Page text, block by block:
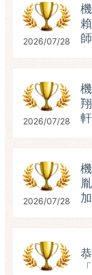
2026/07/28
2026/07/28
2026/07/28